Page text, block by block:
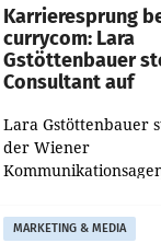
Karrieresprung
currycom: Lara
Gstöttenbauer
Consultant auf
Lara Gstöttenbauer
der Wiener
partners zum
MARKETING & MEDIA